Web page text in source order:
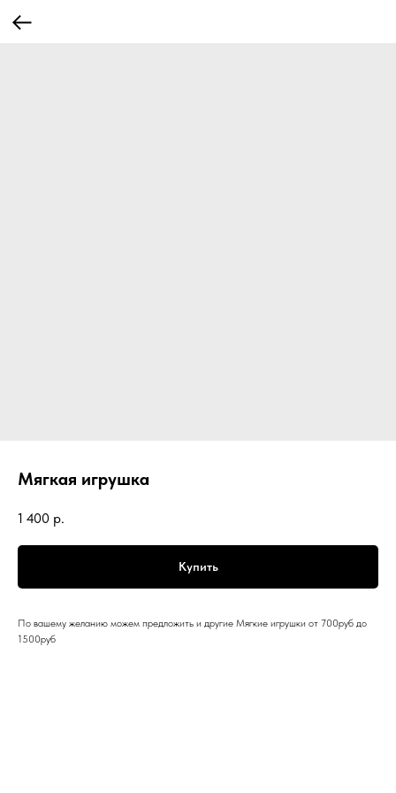
Мягкая игрушка
1 400 р.
Купить
По вашему желанию можем предложить и другие Мягкие игрушки от 700руб до
1500руб